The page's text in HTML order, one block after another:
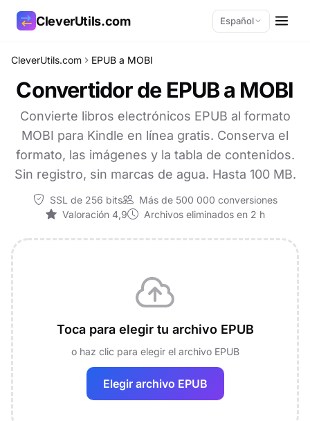
CleverUtils.com Español
CleverUtils.com EPUB a MOBI
Convertidor de EPUB a MOBI
Convierte libros electrónicos EPUB al formato
MOBI para Kindle en línea gratis. Conserva el
formato, las imágenes y la tabla de contenidos.
Sin registro, sin marcas de agua. Hasta 100 MB.
SSL de 256 bits
Más de 500 000 conversiones
Valoración 4,9
Archivos eliminados en 2 h
Toca para elegir tu archivo EPUB
o haz clic para elegir el archivo EPUB
Elegir archivo EPUB
Copiar enlace